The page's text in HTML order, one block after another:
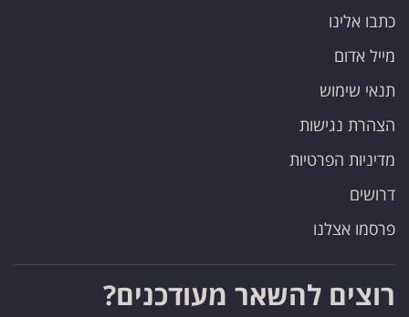
כתבו אלינו
מייל אדום
תנאי שימוש
הצהרת נגישות
מדיניות הפרטיות
דרושים
פרסמו אצלנו
רוצים להשאר מעודכנים?